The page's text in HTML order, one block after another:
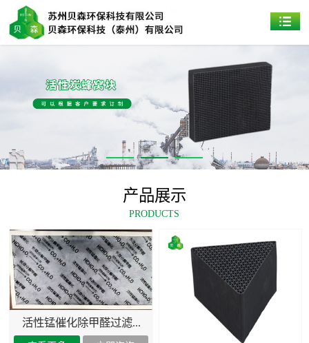
产品展示
PRODUCTS
活性锰催化除甲醛过滤...